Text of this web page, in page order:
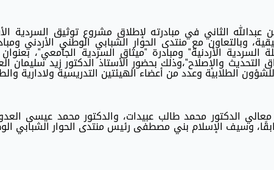
عبدالله الثاني في مبادرته لإطلاق مشروع توثيق السردية
وبالتعاون مع منتدى الحوار الشبابي الوطني الأردني
الأردنية" ومبادرة "ميثاق السردية الجامعي"،
التحديث والإصلاح"،وذلك بحضور الأستاذ الدكتور زيد سليمان
الطلابية وعدد من أعضاء الهيئتين التدريسية ولادارية
الدكتور محمد طالب عبيدات، والدكتور محمد عيسى
وسيف الإسلام بني مصطفى رئيس منتدى الحوار الشبابي